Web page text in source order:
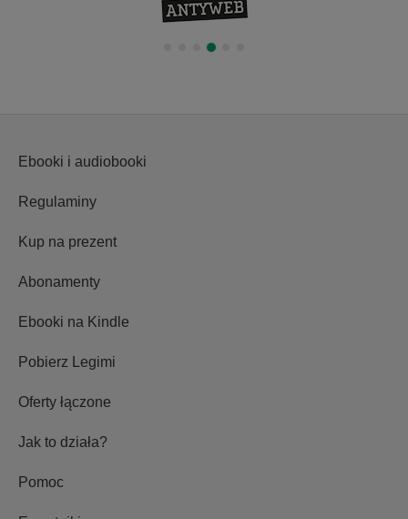
Ebooki i audiobooki
Regulaminy
Kup na prezent
Abonamenty
Ebooki na Kindle
Pobierz Legimi
Oferty łączone
Jak to działa?
Pomoc